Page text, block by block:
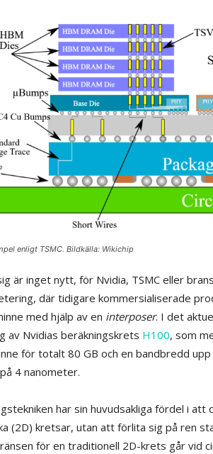
enligt TSMC. Bildkälla: Wikichip
är inget nytt, för Nvidia, TSMC eller
där tidigare kommersialiserade
med hjälp av en interposer. I det
av Nvidias beräkningskrets H100, som
för totalt 80 GB och en bandbredd
4 nanometer.
har sin huvudsakliga fördel i
(2D) kretsar, utan att förlita sig på ren
för en traditionell 2D-krets går vid